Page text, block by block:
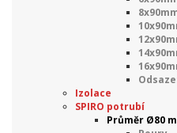
Izolace
SPIRO potrubí
Průměr Ø80